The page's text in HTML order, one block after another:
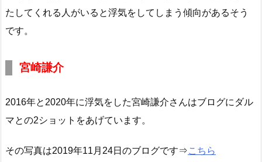
たしてくれる人がいると浮気をしてしまう傾向があるそう
です。
宮崎謙介
2016年と2020年に浮気をした宮崎謙介さんはブログにダル
マとの2ショットをあげています。
その写真は2019年11月24日のブログです⇒こちら